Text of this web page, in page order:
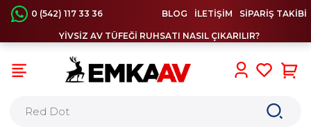
0 (542) 117 33 36 BLOG İLETİŞİM SİPARİŞ TAKİBİ
YİVSİZ AV TÜFEĞİ RUHSATI NASIL ÇIKARILIR?